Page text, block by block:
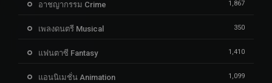
อาชญากรรม Crime 1,867
เพลงดนตรี Musical 350
แฟนตาซี Fantasy 1,410
แอนนิเมชั่น Animation 1,099